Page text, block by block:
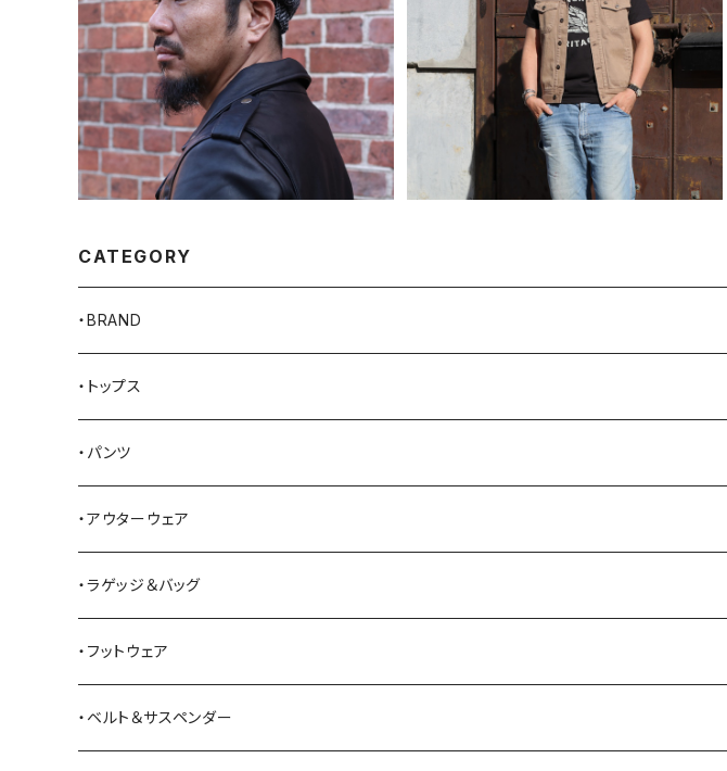
SHANGRI-LA HERITAGE シャングリ
ラ ヘリテージ ““Outlaw”8 Panel Ri
ders Cap アウトロー8パネルライダー
ズキャップ 全3色
¥28,600
SHANGRI-LA HERITAGE シャングリ
ラヘリテージ シングルライダー キャン
バスベスト 全2色
¥21,560
30%OFF
CATEGORY
・BRAND
AKER
Alden
ALFONSO'S OF HOLLYWOOD LEATHER
All American Khakis
American Optical
ANDERSON BEAN BOOT CO.
・トップス
Tシャツ
シャツ
ベスト
セーター
スウェットシャツ
・パンツ
ジーンズ
ワークパンツ
オーバーオール
ミリタリーパンツ
・アウターウェア
コート
ジャケット
ベスト
・ラゲッジ＆バッグ
トートバッグ
ショルダーバッグ
・フットウェア
ブーツ
・ベルト＆サスペンダー